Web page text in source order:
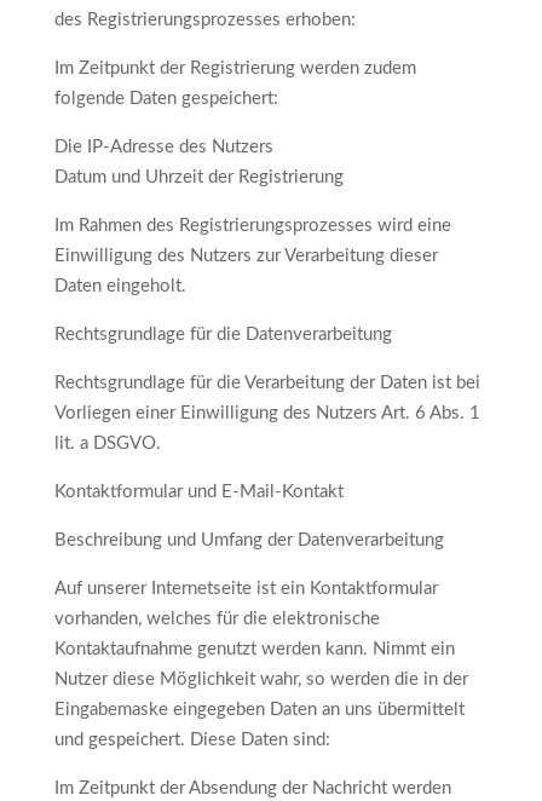
des Registrierungsprozesses erhoben:
Im Zeitpunkt der Registrierung werden zudem
folgende Daten gespeichert:
Die IP-Adresse des Nutzers
Datum und Uhrzeit der Registrierung
Im Rahmen des Registrierungsprozesses wird eine
Einwilligung des Nutzers zur Verarbeitung dieser
Daten eingeholt.
Rechtsgrundlage für die Datenverarbeitung
Rechtsgrundlage für die Verarbeitung der Daten ist bei
Vorliegen einer Einwilligung des Nutzers Art. 6 Abs. 1
lit. a DSGVO.
Kontaktformular und E-Mail-Kontakt
Beschreibung und Umfang der Datenverarbeitung
Auf unserer Internetseite ist ein Kontaktformular
vorhanden, welches für die elektronische
Kontaktaufnahme genutzt werden kann. Nimmt ein
Nutzer diese Möglichkeit wahr, so werden die in der
Eingabemaske eingegeben Daten an uns übermittelt
und gespeichert. Diese Daten sind:
Im Zeitpunkt der Absendung der Nachricht werden